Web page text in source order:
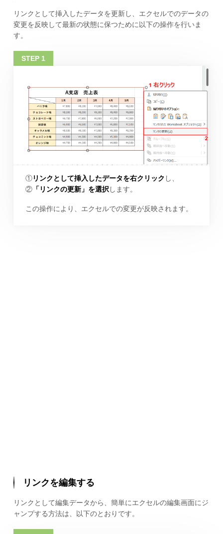
リンクとして挿入したデータを更新し、エクセルでのデータの
変更を反映して最新の状態に保つために以下の操作を行いま
す。
①リンクとして挿入したデータを右クリック し、
②「リンクの更新」を選択 します。
この操作により、エクセルでの変更が反映されます。
リンクを編集する
リンクとして編集データから、簡単にエクセルの編集画面にジ
ャンプする方法は、以下のとおりです。